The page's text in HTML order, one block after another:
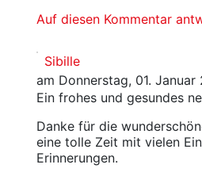
Auf diesen Kommentar
Sibille
am Donnerstag, 01.
Ein frohes und gesundes
Danke für die
eine tolle Zeit mit vielen
Erinnerungen.